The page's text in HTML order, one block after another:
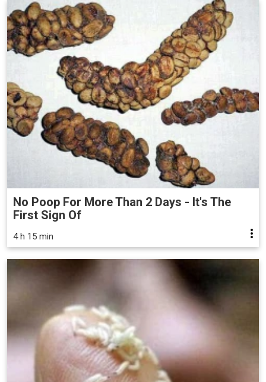
No Poop For More Than 2 Days - It's The
First Sign Of
4 h 15 min